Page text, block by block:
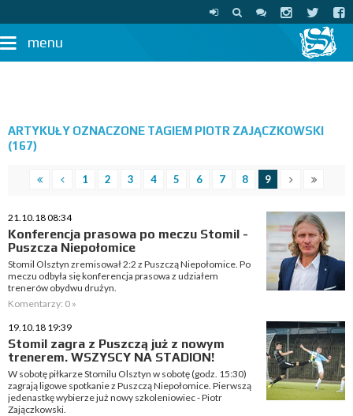
menu
ARTYKUŁY OZNACZONE TAGIEM PIOTR ZAJĄCZKOWSKI
(167)
1 2 3 4 5 6 7 8 9
21.10.18 08:34
Konferencja prasowa po meczu Stomil -
Puszcza Niepołomice
Stomil Olsztyn zremisował 2:2 z Puszczą Niepołomice. Po
meczu odbyła się konferencja prasowa z udziałem
trenerów obydwu drużyn.
Komentarzy: 0 »
19.10.18 19:39
Stomil zagra z Puszczą już z nowym
trenerem. WSZYSCY NA STADION!
W sobotę piłkarze Stomilu Olsztyn w sobotę (godz. 15:30)
zagrają ligowe spotkanie z Puszczą Niepołomice. Pierwszą
jedenastkę wybierze już nowy szkoleniowiec - Piotr
Zajączkowski.